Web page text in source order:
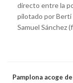
directo entre la
pilotado por Berti
Samuel Sánchez
Pamplona acoge